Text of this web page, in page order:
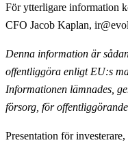
För ytterligare information
CFO Jacob Kaplan,
Denna information är
offentliggöra enligt EU:s
Informationen lämnades,
försorg, för
Presentation för